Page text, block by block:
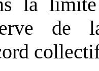
de